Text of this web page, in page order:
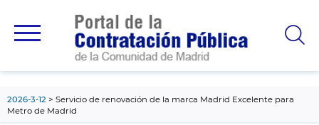
principal
2026-3-12
Servicio de renovación de la marca Madrid Excelente para
Metro de Madrid